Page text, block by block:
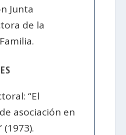
Junta
de la
“El
asociación en
(1973).